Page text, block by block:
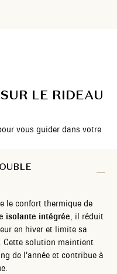
LE RIDEAU
vous guider dans votre
le confort thermique de
isolante intégrée, il réduit
en hiver et limite sa
Cette solution maintient
de l’année et contribue à